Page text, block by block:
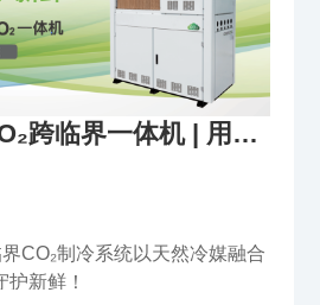
GreenCool CO₂跨临界一体机 | 用自然，守护新鲜！
CO₂制冷系统以天然冷媒融合
新鲜！